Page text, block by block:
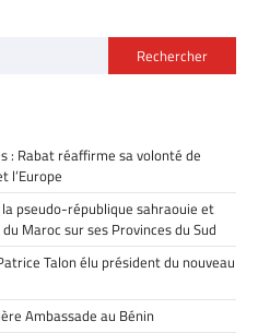
Rechercher
: Rabat réaffirme sa volonté de
l’Europe
pseudo-république sahraouie et
Maroc sur ses Provinces du Sud
Talon élu président du nouveau
Ambassade au Bénin